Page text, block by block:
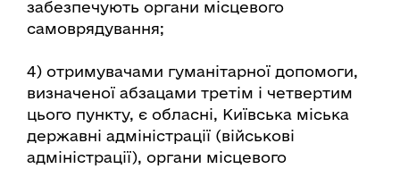
забезпечують органи місцевого
самоврядування;
4) отримувачами гуманітарної допомоги,
визначеної абзацами третім і четвертим
цього пункту, є обласні, Київська міська
державні адміністрації (військові
адміністрації), органи місцевого